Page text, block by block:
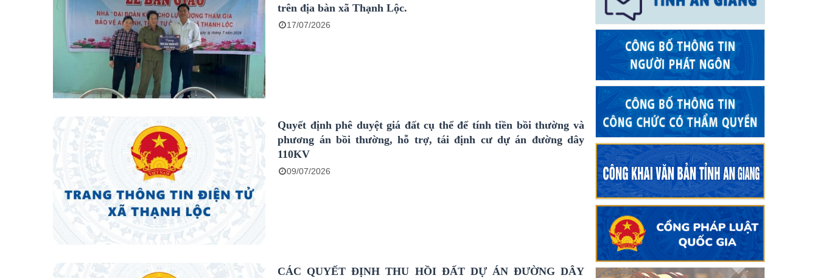
trên địa bàn xã Thạnh Lộc.
17/07/2026
Quyết định phê duyệt giá đất cụ thể để tính tiền bồi thường và
phương án bồi thường, hỗ trợ, tái định cư dự án đường dây
110KV
09/07/2026
CÁC QUYẾT ĐỊNH THU HỒI ĐẤT DỰ ÁN ĐƯỜNG DÂY